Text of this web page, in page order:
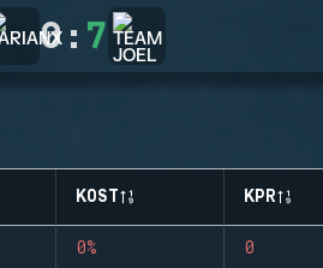
0: 7
KOST KPR
0% 0